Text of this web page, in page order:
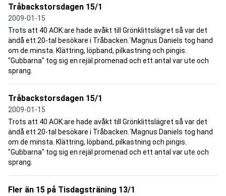
Tråbackstorsdagen 15/1
2009-01-15
Trots att 40 AOK:are hade avåkt till Grönklittslägret så var det
ändå ett 20-tal besökare i Tråbacken.´Magnus Daniels tog hand
om de minsta. Klättring, löpband, pilkastning och pingis.
"Gubbarna" tog sig en rejäl promenad och ett antal var ute och
sprang.
Tråbackstorsdagen 15/1
2009-01-15
Trots att 40 AOK:are hade avåkt till Grönklittslägret så var det
ändå ett 20-tal besökare i Tråbacken.´Magnus Daniels tog hand
om de minsta. Klättring, löpband, pilkastning och pingis.
"Gubbarna" tog sig en rejäl promenad och ett antal var ute och
sprang.
Fler än 15 på Tisdagsträning 13/1